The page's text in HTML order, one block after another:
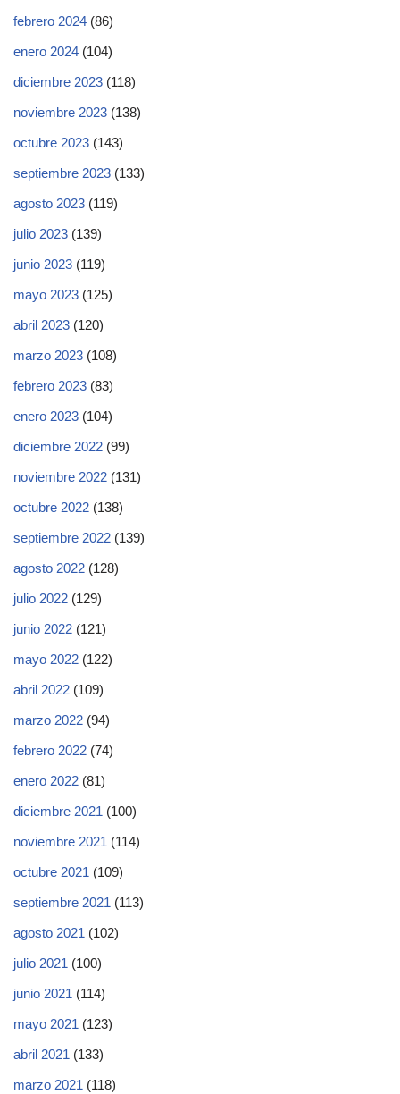
febrero 2024 (86)
enero 2024 (104)
diciembre 2023 (118)
noviembre 2023 (138)
octubre 2023 (143)
septiembre 2023 (133)
agosto 2023 (119)
julio 2023 (139)
junio 2023 (119)
mayo 2023 (125)
abril 2023 (120)
marzo 2023 (108)
febrero 2023 (83)
enero 2023 (104)
diciembre 2022 (99)
noviembre 2022 (131)
octubre 2022 (138)
septiembre 2022 (139)
agosto 2022 (128)
julio 2022 (129)
junio 2022 (121)
mayo 2022 (122)
abril 2022 (109)
marzo 2022 (94)
febrero 2022 (74)
enero 2022 (81)
diciembre 2021 (100)
noviembre 2021 (114)
octubre 2021 (109)
septiembre 2021 (113)
agosto 2021 (102)
julio 2021 (100)
junio 2021 (114)
mayo 2021 (123)
abril 2021 (133)
marzo 2021 (118)